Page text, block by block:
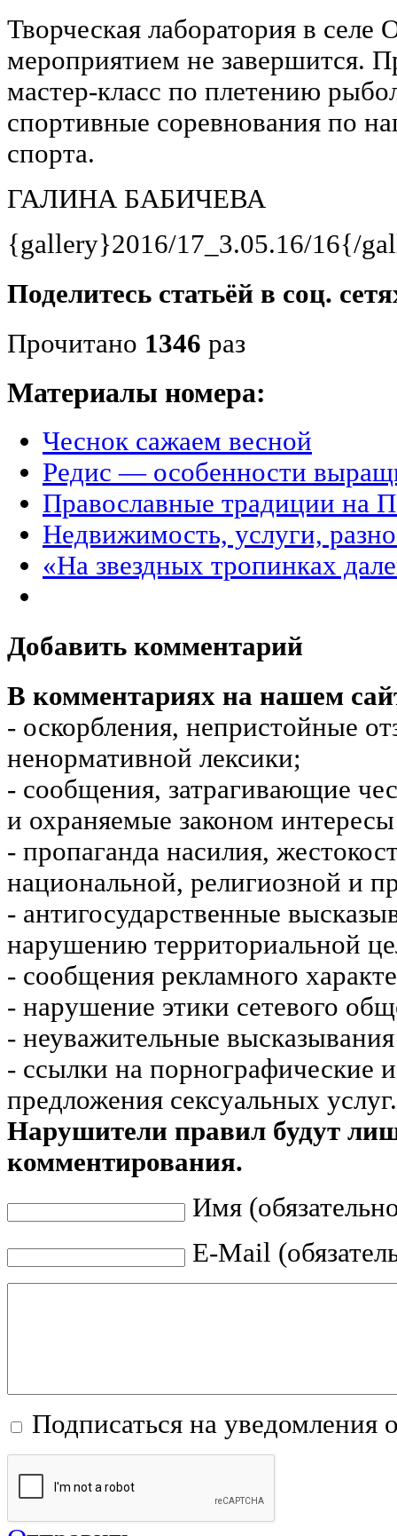
Творческая лаборатория в
мероприятием не завершится.
мастер-класс по плетению
спортивные соревнования по
спорта.
ГАЛИНА БАБИЧЕВА
{gallery}2016/17_3.05.16/16{/
Поделитесь статьёй в соц.
Прочитано 1346 раз
Материалы номера:
Чеснок сажаем весной
Редис — особенности
Православные традиции на
Недвижимость, услуги,
«На звездных тропинках
Добавить комментарий
В комментариях на нашем
- оскорбления, непристойные
ненормативной лексики;
- сообщения, затрагивающие
и охраняемые законом
- пропаганда насилия,
национальной, религиозной и
- антигосударственные
нарушению территориальной
- сообщения рекламного
- нарушение этики сетевого
- неуважительные
- ссылки на порнографические
предложения сексуальных услуг.
Нарушители правил будут
комментирования.
Имя
E-Mail
Подписаться на уведомления